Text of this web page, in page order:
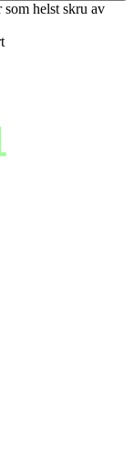
helst skru av